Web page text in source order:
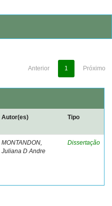
Anterior 1 Próximo
Autor(es) Tipo
MONTANDON,
Juliana D Andre
Dissertação